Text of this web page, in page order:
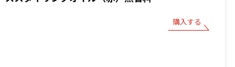
購入する